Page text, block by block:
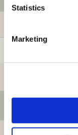
Statistics
Marketing